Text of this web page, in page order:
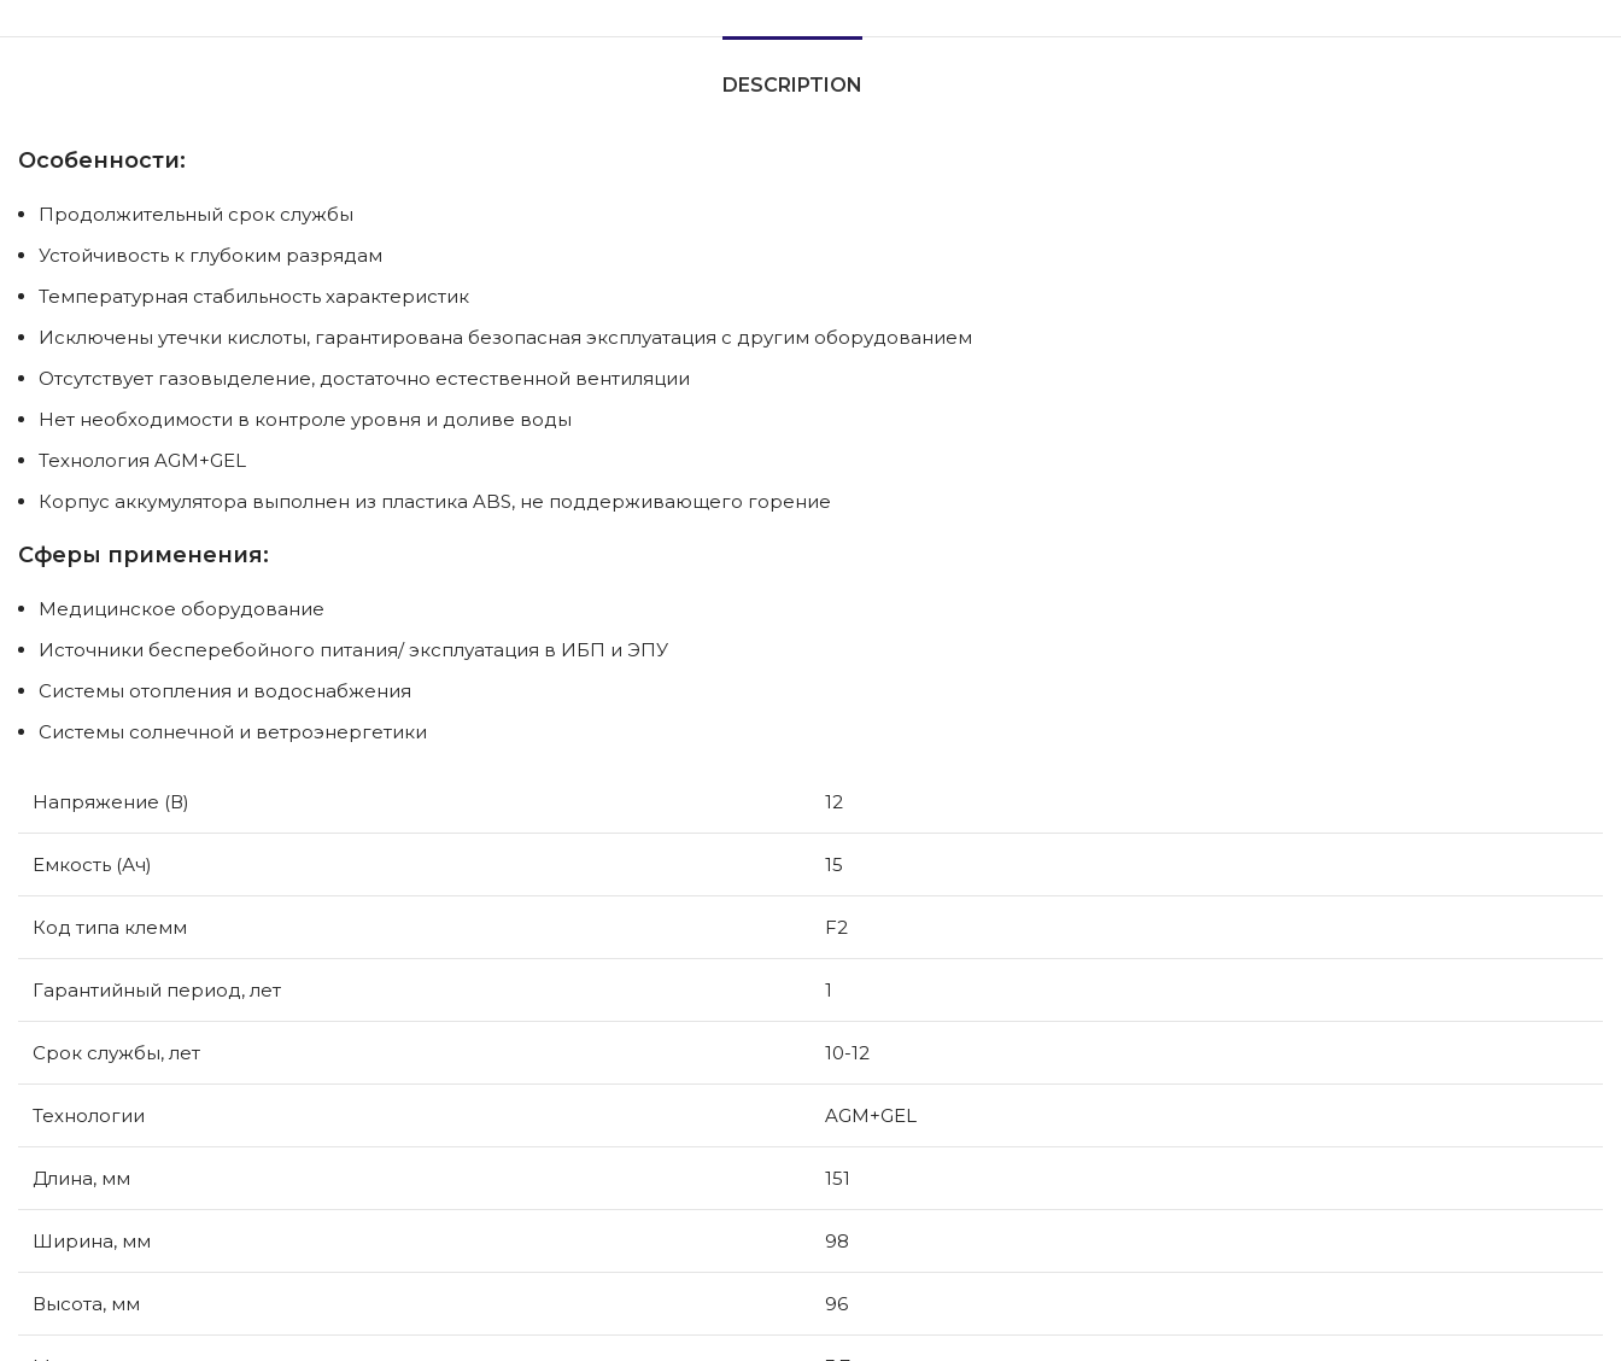
DESCRIPTION
Особенности:
Продолжительный срок службы
Устойчивость к глубоким разрядам
Температурная стабильность характеристик
Исключены утечки кислоты, гарантирована безопасная эксплуатация с другим оборудованием
Отсутствует газовыделение, достаточно естественной вентиляции
Нет необходимости в контроле уровня и доливе воды
Технология AGM+GEL
Корпус аккумулятора выполнен из пластика ABS, не поддерживающего горение
Сферы применения:
Медицинское оборудование
Источники бесперебойного питания/ эксплуатация в ИБП и ЭПУ
Системы отопления и водоснабжения
Системы солнечной и ветроэнергетики
Напряжение (В) 12
Емкость (Ач) 15
Код типа клемм F2
Гарантийный период, лет 1
Срок службы, лет 10-12
Технологии AGM+GEL
Длина, мм 151
Ширина, мм 98
Высота, мм 96